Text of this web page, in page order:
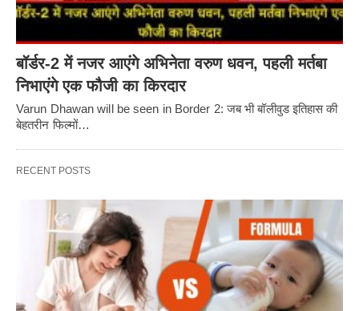
बॉर्डर-2 में नजर आएंगे अभिनेता वरुण धवन, पहली मर्तबा
निभाएंगे एक फौजी का किरदार
Varun Dhawan will be seen in Border 2: जब भी बॉलीवुड इतिहास की
बेहतरीन फिल्मों…
RECENT POSTS